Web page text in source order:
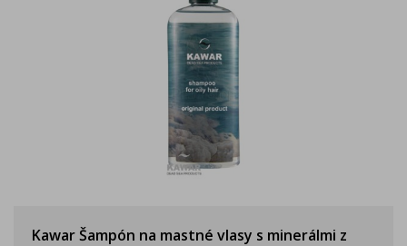
Kawar Šampón na mastné vlasy s minerálmi z